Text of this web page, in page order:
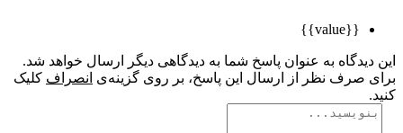
به عنوان پاسخ شما به دیدگاهی دیگر ارسال خواهد شد.
صرف نظر از ارسال این پاسخ، بر روی گزینه‌ی انصرافکلیک